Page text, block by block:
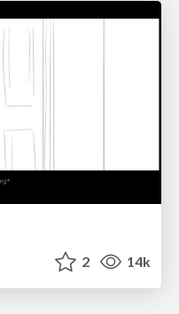
2 14k